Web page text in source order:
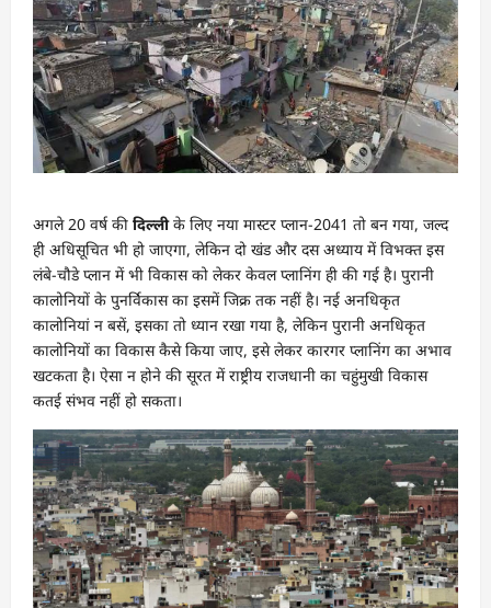
अगले 20 वर्ष की दिल्लीके लिए नया मास्टर प्लान-2041 तो बन गया, जल्द
ही अधिसूचित भी हो जाएगा, लेकिन दो खंड और दस अध्याय में विभक्त इस
लंबे-चौडे प्लान में भी विकास को लेकर केवल प्लानिंग ही की गई है। पुरानी
कालोनियों के पुनर्विकास का इसमें जिक्र तक नहीं है। नई अनधिकृत
कालोनियां न बसें, इसका तो ध्यान रखा गया है, लेकिन पुरानी अनधिकृत
कालोनियों का विकास कैसे किया जाए, इसे लेकर कारगर प्लानिंग का अभाव
खटकता है। ऐसा न होने की सूरत में राष्ट्रीय राजधानी का चहुंमुखी विकास
कतई संभव नहीं हो सकता।